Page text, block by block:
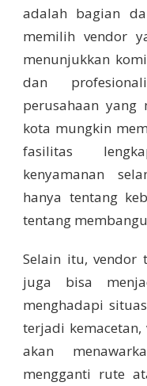
adalah bagian
memilih vendor
menunjukkan
dan
perusahaan
kota mungkin
fasilitas
kenyamanan
hanya tentang
tentang
Selain itu, vendor
juga bisa
menghadapi
terjadi
akan
mengganti rute